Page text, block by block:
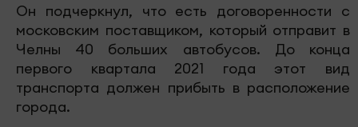
Он подчеркнул, что есть договоренности с
московским поставщиком, который отправит в
Челны 40 больших автобусов. До конца
первого квартала 2021 года этот вид
транспорта должен прибыть в расположение
города.